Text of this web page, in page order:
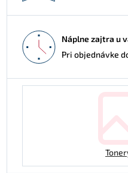
Náplne zajtra u
Pri objednávke